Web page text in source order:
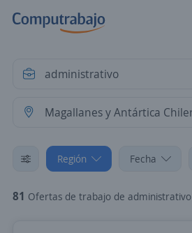
Región Fecha
81 Ofertas de trabajo de administrativo en Magallanes y Antártica Chilena